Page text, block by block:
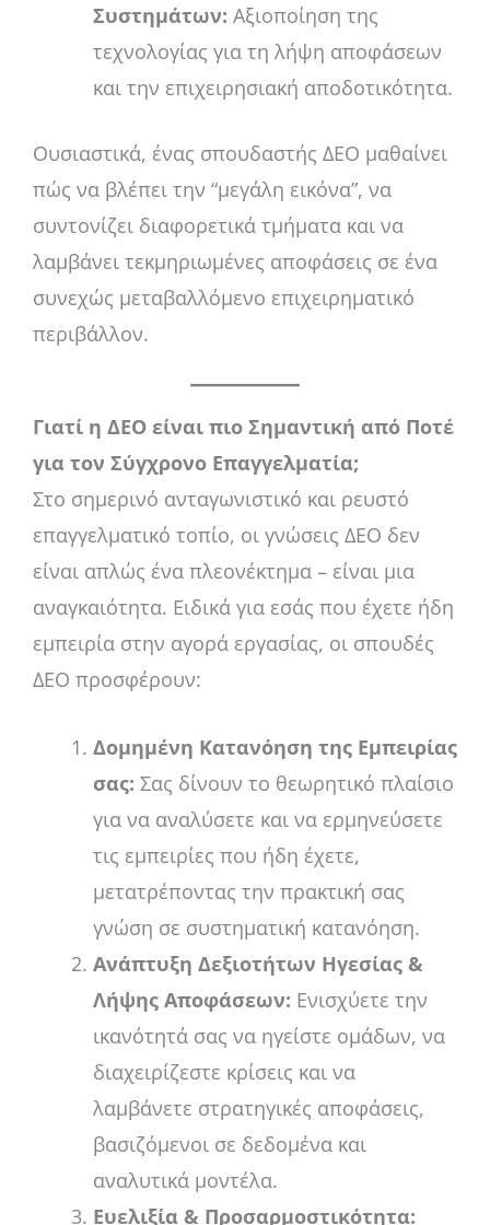
Συστημάτων: Αξιοποίηση της
τεχνολογίας για τη λήψη αποφάσεων
και την επιχειρησιακή αποδοτικότητα.
Ουσιαστικά, ένας σπουδαστής ΔΕΟ μαθαίνει
πώς να βλέπει την “μεγάλη εικόνα”, να
συντονίζει διαφορετικά τμήματα και να
λαμβάνει τεκμηριωμένες αποφάσεις σε ένα
συνεχώς μεταβαλλόμενο επιχειρηματικό
περιβάλλον.
Γιατί η ΔΕΟ είναι πιο Σημαντική από Ποτέ
για τον Σύγχρονο Επαγγελματία;
Στο σημερινό ανταγωνιστικό και ρευστό
επαγγελματικό τοπίο, οι γνώσεις ΔΕΟ δεν
είναι απλώς ένα πλεονέκτημα – είναι μια
αναγκαιότητα. Ειδικά για εσάς που έχετε ήδη
εμπειρία στην αγορά εργασίας, οι σπουδές
ΔΕΟ προσφέρουν:
Δομημένη Κατανόηση της Εμπειρίας
σας: Σας δίνουν το θεωρητικό πλαίσιο
για να αναλύσετε και να ερμηνεύσετε
τις εμπειρίες που ήδη έχετε,
μετατρέποντας την πρακτική σας
γνώση σε συστηματική κατανόηση.
Ανάπτυξη Δεξιοτήτων Ηγεσίας &
Λήψης Αποφάσεων: Ενισχύετε την
ικανότητά σας να ηγείστε ομάδων, να
διαχειρίζεστε κρίσεις και να
λαμβάνετε στρατηγικές αποφάσεις,
βασιζόμενοι σε δεδομένα και
αναλυτικά μοντέλα.
Ευελιξία & Προσαρμοστικότητα: